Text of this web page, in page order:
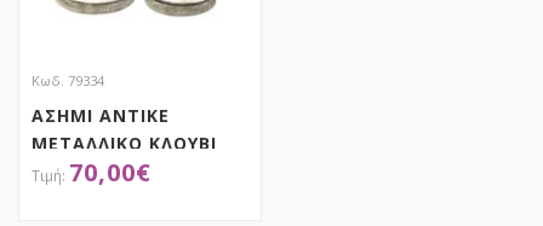
Κωδ. 79334
ΑΣΗΜΙ ΑΝΤΙΚΕ
ΜΕΤΑΛΛΙΚΟ ΚΛΟΥΒΙ
ΣΤΑΝΤ ΣΕΤ 2
70,00€